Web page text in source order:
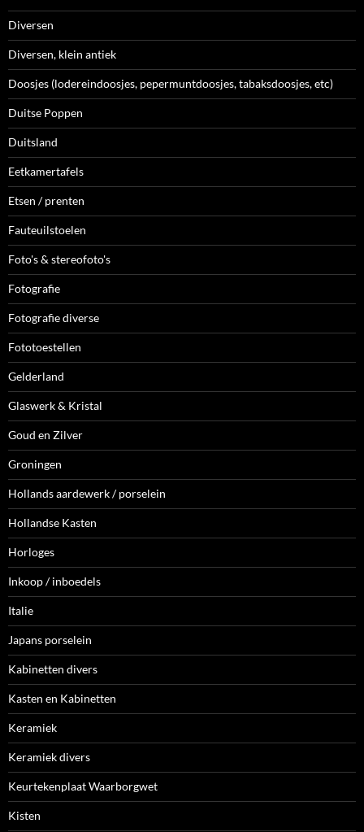
Diversen
Diversen, klein antiek
Doosjes (lodereindoosjes, pepermuntdoosjes, tabaksdoosjes, etc)
Duitse Poppen
Duitsland
Eetkamertafels
Etsen / prenten
Fauteuilstoelen
Foto's & stereofoto's
Fotografie
Fotografie diverse
Fototoestellen
Gelderland
Glaswerk & Kristal
Goud en Zilver
Groningen
Hollands aardewerk / porselein
Hollandse Kasten
Horloges
Inkoop / inboedels
Italie
Japans porselein
Kabinetten divers
Kasten en Kabinetten
Keramiek
Keramiek divers
Keurtekenplaat Waarborgwet
Kisten